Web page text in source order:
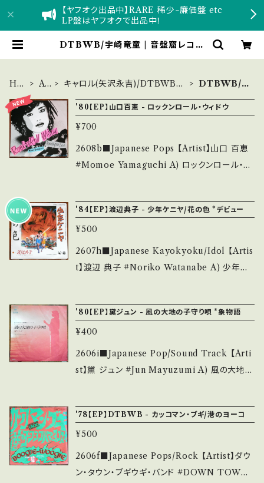
【ヤフオク出品中】RARE 稀少~廉価盤 etc
LP盤はヤフオクで出品中！
DTBWB/宇崎竜童 | 音盤窟レコー
HO
ME
Ar
t
キャロル(矢沢永吉)/DTBWB
DTBWB/
'80【EP】山口百恵 - ロックンロール・ウィドウ
¥700
2608b■Japanese Pops 【Artist】山口 百恵
#Momoe Yamaguchi A) ロックンロール・ウ
h / 作詞:阿木燿子、作曲:宇崎竜童、かっこかっ
こばかり〜♪ ■参考視聴■ https://youtu.b
e/5HA5bVban0U?si=H8ykI6rMUoEz4Ux
4 【Condition】 Jacket/Record：B/B+ (国内
など A・綺麗・キズ等も無く、痛みも薄い B・多少
痛み・キズなど見られる C・痛み多・キズ多く痛
■状態・説明 / 発送について■■■ をご覧くだ
さい。 https://onbankutsu.thebase.in/item
確認ください。 ___
'84【EP】渡辺典子 - 少年ケニヤ/花の色 *デビュー
¥500
2607h■Japanese Kayokyoku/Idol 【Artis
t】渡辺 典子 #Noriko Watanabe A) 少年ケ
同名アニメ映画主題歌 A)作詞:阿木燿子, 作曲:
宇崎竜童/ B)作詞:三浦徳子, 作曲:財津和夫 ■
参考視聴■ https://youtu.be/Xj3MP9RQSF
w?si=xuKm87FNIlR9delE 【Condition】 Ja
_ 【About the state/状態説明】 S・新品未開
封など A・綺麗・キズ等も無く、痛みも薄い B・多
少痛み・キズなど見られる C・痛み多・キズ多く
痛み多 *その他、+ - で補足しています。 *中古と
'80【EP】黛ジュン - 風の大地の子守り唄 *象物語
¥400
2606i■Japanese Pop/Sound Track 【Arti
st】黛 ジュン #Jun Mayuzumi A) 風の大地の
作詞:阿木燿子、作曲:宇崎竜童、編曲:船山基紀
東宝映画「象物語」OST ■参考視聴■ https://
youtu.be/aNOPTzkyotk?si=23nyjC77h7c
cUGZR 【Condition】 Jacket/Record：B
'78【EP】DTBWB - カッコマン・ブギ/港のヨーコ
¥500
2606f■Japanese Pops/Rock 【Artist】ダウ
ン・タウン・ブギウギ・バンド #DOWN TOWN